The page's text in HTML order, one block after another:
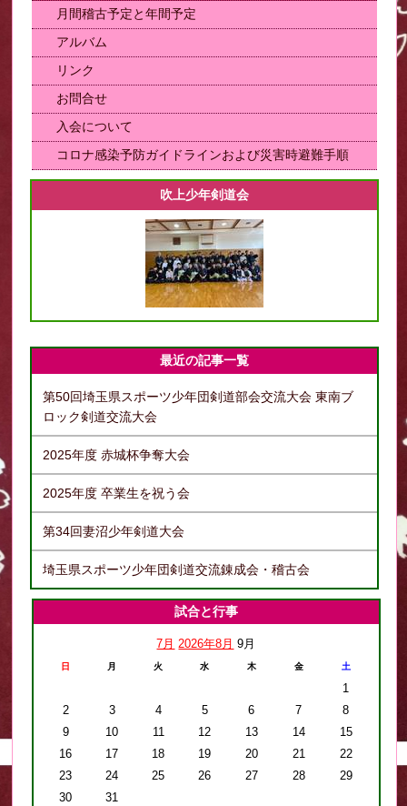
月間稽古予定と年間予定
アルバム
リンク
お問合せ
入会について
コロナ感染予防ガイドラインおよび災害時避難手順
吹上少年剣道会
最近の記事一覧
第50回埼玉県スポーツ少年団剣道部会交流大会 東南ブ
ロック剣道交流大会
2025年度 赤城杯争奪大会
2025年度 卒業生を祝う会
第34回妻沼少年剣道大会
埼玉県スポーツ少年団剣道交流錬成会・稽古会
試合と行事
7月 2026年8月 9月
日 月 火 水 木 金 土
1
2
3 4 5 6 7
8
9
10 11 12 13 14
15
16
17 18 19 20 21
22
23
24 25 26 27 28
29
30
31